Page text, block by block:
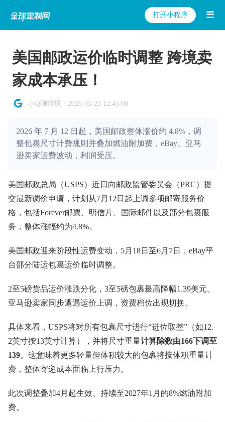
打开小程序 ☰
美国邮政运价临时调整 跨境卖
家成本承压！
小Q聊跨境 · 2026-05-23 12:45:08
2026 年 7 月 12 日起，美国邮政整体涨价约 4.8%，调
整包裹尺寸计费规则并叠加燃油附加费，eBay、亚马
逊卖家运费波动，利润受压。
美国邮政总局（USPS）近日向邮政监管委员会（PRC）提
交最新调价申请，计划从7月12日起上调多项邮寄服务价
格，包括Forever邮票、明信片、国际邮件以及部分包裹服
务，整体涨幅约为4.8%。
美国邮政迎来阶段性运费变动，5月18日至6月7日，eBay平
台部分陆运包裹运价临时调整。
2至5磅货品运价涨跌分化，3至5磅包裹最高降幅1.39美元。
亚马逊卖家同步遭遇运价上调，资费档位出现切换。
具体来看，USPS将对所有包裹尺寸进行“进位取整”（如12.
2英寸按13英寸计算），并将尺寸重量计算除数由166下调至
139。这意味着更多轻量但体积较大的包裹将按体积重量计
费，整体寄递成本面临上行压力。
此次调整叠加4月起生效、持续至2027年1月的8%燃油附加
费。